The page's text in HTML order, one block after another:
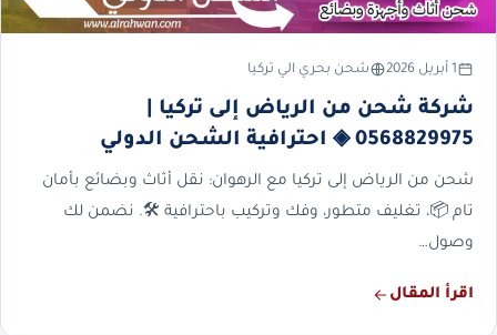
1 أبريل 2026 شحن بحري الي تركيا
شركة شحن من الرياض إلى تركيا |
0568829975 ◈ احترافية الشحن الدولي
شحن من الرياض إلى تركيا مع الرهوان: نقل أثاث وبضائع بأمان
تام 📦، تغليف متطور، وفك وتركيب باحترافية 🛠️. نضمن لك
وصول…
اقرأ المقال